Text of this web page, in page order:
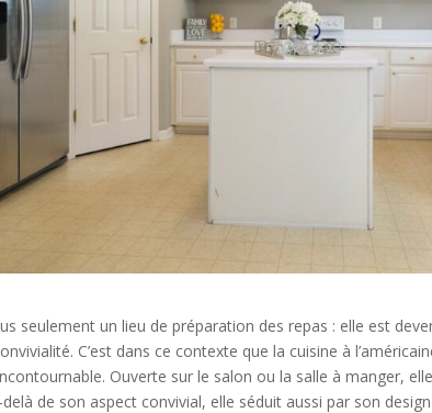
seulement un lieu de préparation des repas : elle est
C’est dans ce contexte que la cuisine à
Ouverte sur le salon ou la salle à manger,
de son aspect convivial, elle séduit aussi par son